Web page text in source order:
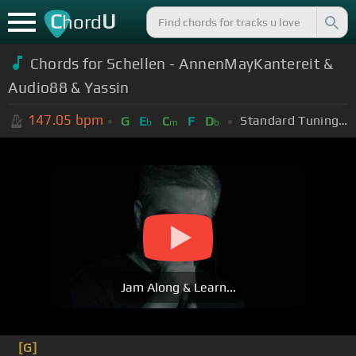
ChordU
Chords for Schellen - AnnenMayKantereit &
Audio88 & Yassin
147.05 bpm G Eb Cm F Db Standard Tuning (EADGBE)
Jam Along & Learn...
[G]